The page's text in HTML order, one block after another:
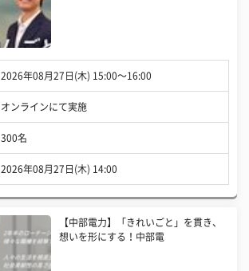
2026年08月27日(木) 15:00〜16:00
オンラインにて実施
300名
2026年08月27日(木) 14:00
【中部電力】「きれいごと」を貫き、
想いを形にする！中部電